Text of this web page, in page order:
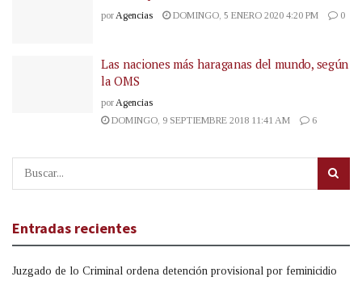
porAgencias DOMINGO, 5 ENERO 2020 4:20 PM 0
Las naciones más haraganas del mundo, según
la OMS
por Agencias
DOMINGO, 9 SEPTIEMBRE 2018 11:41 AM
6
Entradas recientes
Juzgado de lo Criminal ordena detención provisional por feminicidio